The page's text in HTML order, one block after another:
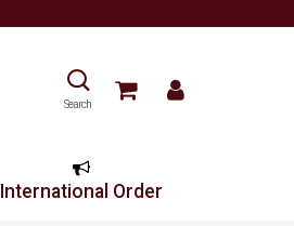
Search
International Order